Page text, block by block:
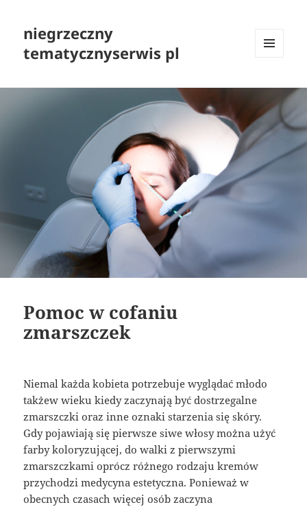
niegrzeczny
tematycznyserwis pl
WIDGETY
Pomoc w cofaniu
zmarszczek
Niemal każda kobieta potrzebuje wyglądać młodo
takżew wieku kiedy zaczynają być dostrzegalne
zmarszczki oraz inne oznaki starzenia się skóry.
Gdy pojawiają się pierwsze siwe włosy można użyć
farby koloryzującej, do walki z pierwszymi
zmarszczkami oprócz różnego rodzaju kremów
przychodzi medycyna estetyczna. Ponieważ w
obecnych czasach więcej osób zaczyna